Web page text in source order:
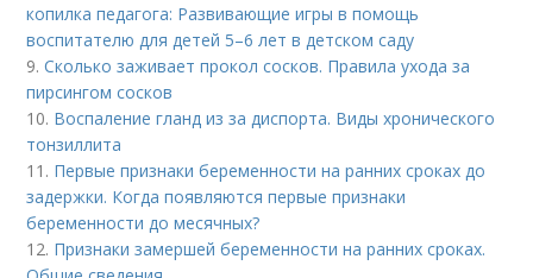
копилка педагога: Развивающие игры в помощь
воспитателю для детей 5–6 лет в детском саду
9.Сколько заживает прокол сосков. Правила ухода за
пирсингом сосков
10. Воспаление гланд из за диспорта. Виды хронического
тонзиллита
11. Первые признаки беременности на ранних сроках до
задержки. Когда появляются первые признаки
беременности до месячных?
12. Признаки замершей беременности на ранних сроках.